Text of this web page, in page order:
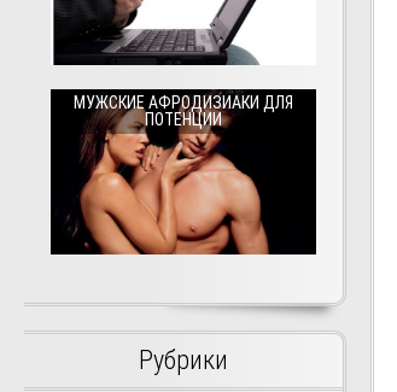
МУЖСКИЕ АФРОДИЗИАКИ ДЛЯ
ПОТЕНЦИИ
Рубрики